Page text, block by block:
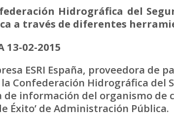
Hidrográfica del
a través de diferentes
13-02-2015
ESRI España, proveedora de
Confederación Hidrográfica del
de información del organismo de
Éxito’ de Administración Pública.